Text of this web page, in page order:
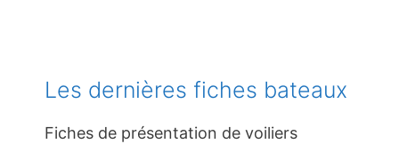
Les dernières fiches bateaux
Fiches de présentation de voiliers